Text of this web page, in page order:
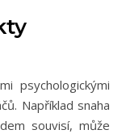
psychologickými
Například snaha
souvisí, může